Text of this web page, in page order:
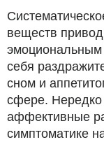
веществ
эмоциональным
себя
сном и
сфере. Нередко
аффективные
симптоматике